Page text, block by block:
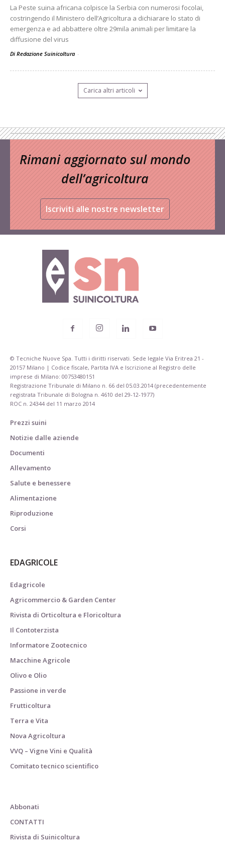
La Peste suina africana colpisce la Serbia con numerosi focolai,
costringendo il Ministero dell’Agricoltura a dichiarare lo stato di
emergenza e ad abbattere oltre 29mila animali per limitare la
diffusione del virus
Di Redazione Suinicoltura -
Carica altri articoli
Rimani aggiornato sul mondo
dell’agricoltura
Iscriviti alle nostre newsletter
© Tecniche Nuove Spa. Tutti i diritti riservati. Sede legale Via Eritrea 21 -
20157 Milano | Codice fiscale, Partita IVA e Iscrizione al Registro delle
imprese di Milano: 00753480151
Registrazione Tribunale di Milano n. 66 del 05.03.2014 (precedentemente
registrata Tribunale di Bologna n. 4610 del 29-12-1977)
ROC n. 24344 del 11 marzo 2014
Prezzi suini
Notizie dalle aziende
Documenti
Allevamento
Salute e benessere
Alimentazione
Riproduzione
Corsi
EDAGRICOLE
Edagricole
Agricommercio & Garden Center
Rivista di Orticoltura e Floricoltura
Il Contoterzista
Informatore Zootecnico
Macchine Agricole
Olivo e Olio
Passione in verde
Frutticoltura
Terra e Vita
Nova Agricoltura
VVQ – Vigne Vini e Qualità
Comitato tecnico scientifico
Abbonati
CONTATTI
Rivista di Suinicoltura